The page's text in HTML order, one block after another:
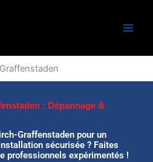
: Dépannage &
Graffenstaden pour un
sécurisée ? Faites
professionnels expérimentés !